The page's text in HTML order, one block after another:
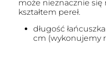
może nieznacznie się
kształtem pereł.
długość
cm (wykonujemy